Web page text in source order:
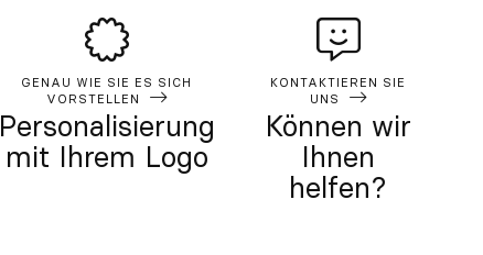
GENAU WIE SIE ES SICH
VORSTELLEN
Personalisierung
mit Ihrem Logo
KONTAKTIEREN SIE
UNS
Können wir
Ihnen
helfen?